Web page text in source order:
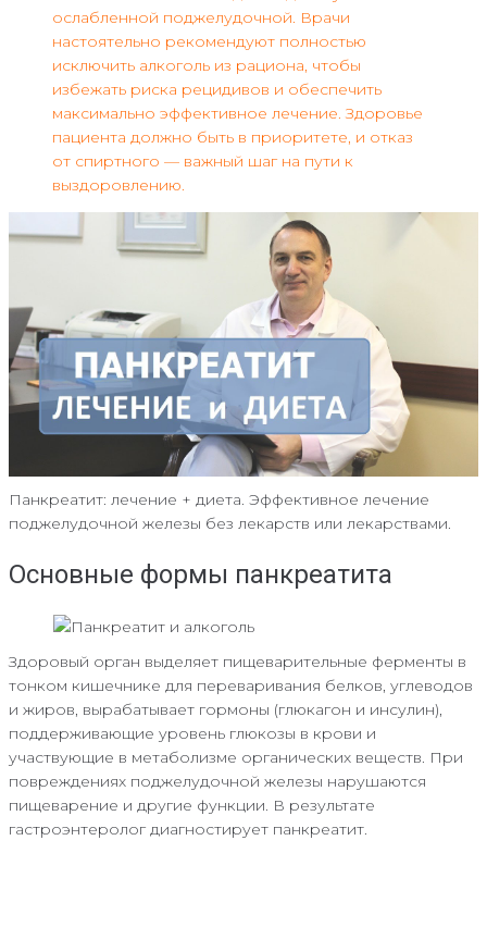
ослабленной поджелудочной. Врачи
настоятельно рекомендуют полностью
исключить алкоголь из рациона, чтобы
избежать риска рецидивов и обеспечить
максимально эффективное лечение. Здоровье
пациента должно быть в приоритете, и отказ
от спиртного — важный шаг на пути к
выздоровлению.
Панкреатит: лечение + диета. Эффективное лечение
поджелудочной железы без лекарств или лекарствами.
Основные формы панкреатита
Здоровый орган выделяет пищеварительные ферменты в
тонком кишечнике для переваривания белков, углеводов
и жиров, вырабатывает гормоны (глюкагон и инсулин),
поддерживающие уровень глюкозы в крови и
участвующие в метаболизме органических веществ. При
повреждениях поджелудочной железы нарушаются
пищеварение и другие функции. В результате
гастроэнтеролог диагностирует панкреатит.